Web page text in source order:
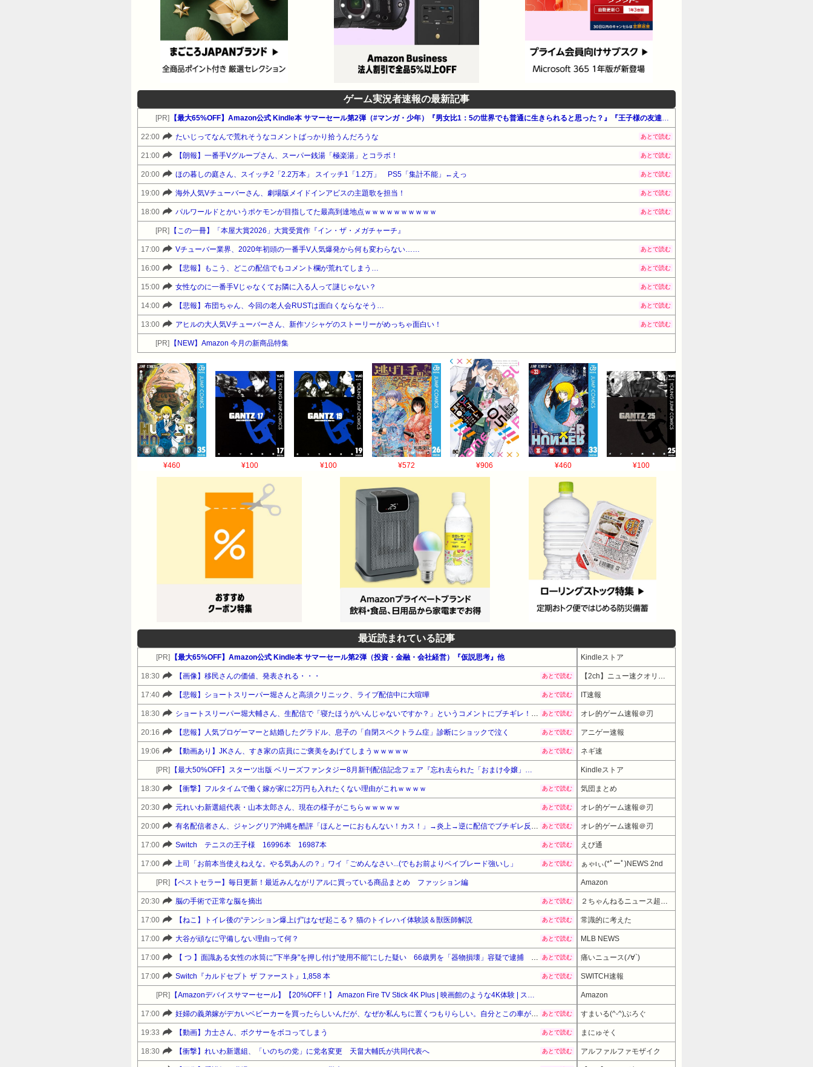
ゲーム実況者速報の最新記事
[PR] 【最大65%OFF】Amazon公式 Kindle本 サマーセール第2弾（#マンガ・少年）『男女比1：5の世界でも普通に生きられると思った？』『王子様の友達』『アイマス シャイニーカラーズ』他
22:00 たいじってなんで荒れそうなコメントばっかり拾うんだろうな あとで読む
21:00 【朗報】一番手Vグループさん、スーパー銭湯「極楽湯」とコラボ！ あとで読む
20:00 ほの暮しの庭さん、スイッチ2「2.2万本」 スイッチ1「1.2万」 PS5「集計不能」←えっ あとで読む
19:00 海外人気Vチューバーさん、劇場版メイドインアビスの主題歌を担当！ あとで読む
18:00 パルワールドとかいうポケモンが目指してた最高到達地点ｗｗｗｗｗｗｗｗｗｗ あとで読む
[PR] 【この一冊】「本屋大賞2026」大賞受賞作『イン・ザ・メガチャーチ』
17:00 Vチューバー業界、2020年初頭の一番手V人気爆発から何も変わらない…… あとで読む
16:00 【悲報】もこう、どこの配信でもコメント欄が荒れてしまう… あとで読む
15:00 女性なのに一番手Vじゃなくてお隣に入る人って謎じゃない？ あとで読む
14:00 【悲報】布団ちゃん、今回の老人会RUSTは面白くならなそう… あとで読む
13:00 アヒルの大人気Vチューバーさん、新作ソシャゲのストーリーがめっちゃ面白い！ あとで読む
[PR] 【NEW】Amazon 今月の新商品特集
¥460 ¥100 ¥100 ¥572 ¥906 ¥460 ¥100
最近読まれている記事
[PR] 【最大65%OFF】Amazon公式 Kindle本 サマーセール第2弾（投資・金融・会社経営）『仮説思考』他 Kindleストア
18:30 【画像】移民さんの価値、発表される・・・ あとで読む 【2ch】ニュー速クオリティ
17:40 【悲報】ショートスリーパー堀さんと高須クリニック、ライブ配信中に大喧嘩 あとで読む IT速報
18:30 ショートスリーパー堀大輔さん、生配信で「寝たほうがいんじゃないですか？」というコメントにブチギレ！ガチで怖すぎると話題に・・・ あとで読む オレ的ゲーム速報＠刃
20:16 【悲報】人気プロゲーマーと結婚したグラドル、息子の「自閉スペクトラム症」診断にショックで泣く あとで読む アニゲー速報
19:06 【動画あり】JKさん、すき家の店員にご褒美をあげてしまうｗｗｗｗｗ あとで読む ネギ速
[PR] 【最大50%OFF】スターツ出版 ベリーズファンタジー8月新刊配信記念フェア『忘れ去られた「おまけ令嬢」なので、家族の愛は望みません』他 Kindleストア
18:30 【衝撃】フルタイムで働く嫁が家に2万円も入れたくない理由がこれｗｗｗｗ あとで読む 気団まとめ
20:30 元れいわ新選組代表・山本太郎さん、現在の様子がこちらｗｗｗｗｗ あとで読む オレ的ゲーム速報＠刃
20:00 有名配信者さん、ジャングリア沖縄を酷評「ほんとーにおもんない！カス！」→炎上→逆に配信でブチギレ反論！絶叫しながら熱弁「誰かが声を上げないといけない！」 あとで読む オレ的ゲーム速報＠刃
17:00 Switch テニスの王子様 16996本 16987本 あとで読む えび通
17:00 上司「お前本当使えねえな。やる気あんの？」ワイ「ごめんなさい...(でもお前よりベイブレード強いし」 あとで読む ぁゃιぃ(*ﾟーﾟ)NEWS 2nd
[PR] 【ベストセラー】毎日更新！最近みんながリアルに買っている商品まとめ ファッション編 Amazon
20:30 脳の手術で正常な脳を摘出 あとで読む ２ちゃんねるニュース超速まとめ＋
17:00 【ねこ】トイレ後の“テンション爆上げ”はなぜ起こる？ 猫のトイレハイ体験談＆獣医師解説 あとで読む 常識的に考えた
17:00 大谷が頑なに守備しない理由って何？ あとで読む MLB NEWS
17:00 【 つ 】面識ある女性の水筒に"下半身"を押し付け"使用不能"にした疑い 66歳男を「器物損壊」容疑で逮捕 札幌市 あとで読む 痛いニュース(ﾉ∀`)
17:00 Switch『カルドセプト ザ ファースト』1,858 本 あとで読む SWITCH速報
[PR] 【Amazonデバイスサマーセール】【20%OFF！】 Amazon Fire TV Stick 4K Plus | 映画館のような4K体験 | ストリーミングメディアプレイヤー Amazon
17:00 妊婦の義弟嫁がデカいベビーカーを買ったらしいんだが、なぜか私んちに置くつもりらしい。自分とこの車がツーシーターだから我が家の車で送り迎えさせる気満々みたい… あとで読む すまいる(^-^)ぶろぐ
19:33 【動画】力士さん、ボクサーをボコってしまう あとで読む まにゅそく
18:30 【衝撃】れいわ新選組、「いのちの党」に党名変更 天畠大輔氏が共同代表へ あとで読む アルファルファモザイク